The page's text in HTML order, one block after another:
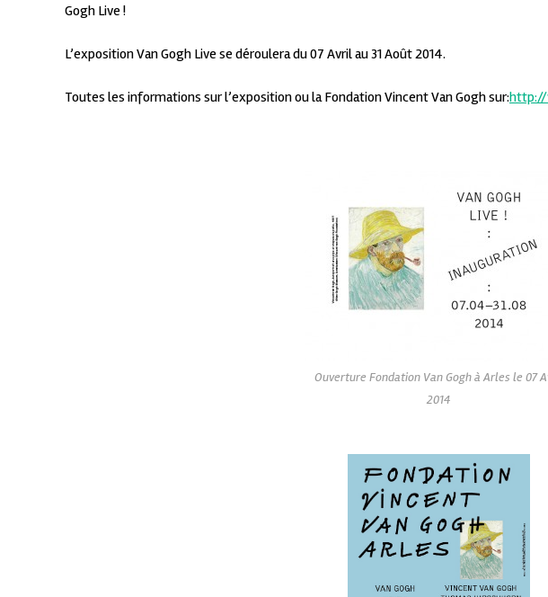
Gogh Live !
L’exposition Van Gogh Live se déroulera du 07 Avril au 31 Août 2014.
Toutes les informations sur l’exposition ou la Fondation Vincent Van Gogh sur:http://
Ouverture Fondation Van Gogh à Arles le 07
2014